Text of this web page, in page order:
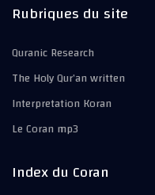
Rubriques du site
Quranic Research
The Holy Qur’an written
Interpretation Koran
Le Coran mp3
Index du Coran